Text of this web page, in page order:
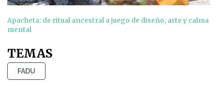
Apacheta: de ritual ancestral a juego de diseño, arte y calma
mental
TEMAS
FADU